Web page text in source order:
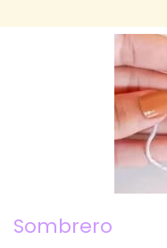
Sombrero